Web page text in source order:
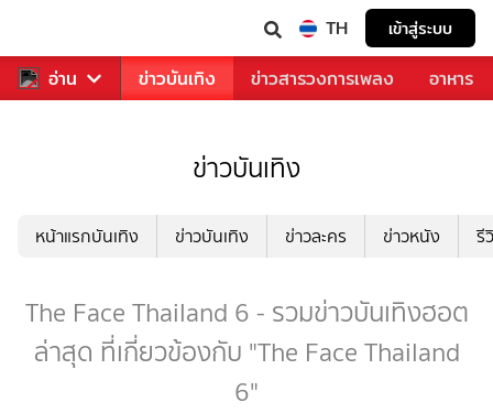
TH เข้าสู่ระบบ
อ่าน
กีฬา ข่าว ข่าวบันเทิง ข่าวสารวงการเพลง อาหาร
ข่าวบันเทิง
หน้าแรกบันเทิง ข่าวบันเทิง ข่าวละคร ข่าวหนัง รี
The Face Thailand 6 - รวมข่าวบันเทิงฮอต
ล่าสุด ที่เกี่ยวข้องกับ "The Face Thailand
6"